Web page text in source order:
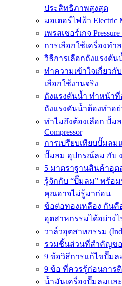
ประสิทธิภาพสูงสุด
มอเตอร์ไฟฟ้า
เพรสเชอร์เกจ Pressure
การเลือกใช้เครื่องทำ
วิธีการเลือกถังแรงดัน
ทำความเข้าใจเกี่ยวกั
เลือกใช้งานจริง
ถังแรงดันน้ำ ทำหน้าที่
ถังแรงดันน้ำต้องทำอย่
ทำไมถึงต้องเลือก ปั้มล
Compressor
การเปรียบเทียบปั๊มล
ปั๊มลม อุปกรณ์ลม กับ
5 มาตราฐานสินค้าอุต
รู้จักกับ “ปั๊มลม” พร้อ
คุณอาจไม่รู้มาก่อน
ข้อต่อทองเหลือง กันคื
อุตสาหกรรมได้อย่างไ
วาล์วอุตสาหกรรม
รวมชิ้นส่วนที่สำคัญข
9 ข้อวิธีการแก้ไขปั๊มล
9 ข้อ ที่ควรรู้ก่อนการ
น้ำมันเครื่องปั๊มลมแล